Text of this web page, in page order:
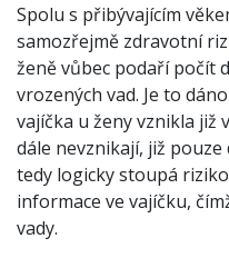
Spolu s přibývajícím
samozřejmě zdravotní
ženě vůbec podaří počít
vrozených vad. Je to
vajíčka u ženy vznikla již
dále nevznikají, již
tedy logicky stoupá
informace ve vajíčku,
vady.